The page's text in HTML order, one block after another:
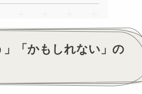
」「かもしれない」の